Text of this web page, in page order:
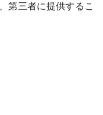
第三者に提供するこ